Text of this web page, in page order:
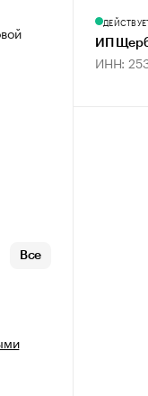
Все
ИП
ИНН: